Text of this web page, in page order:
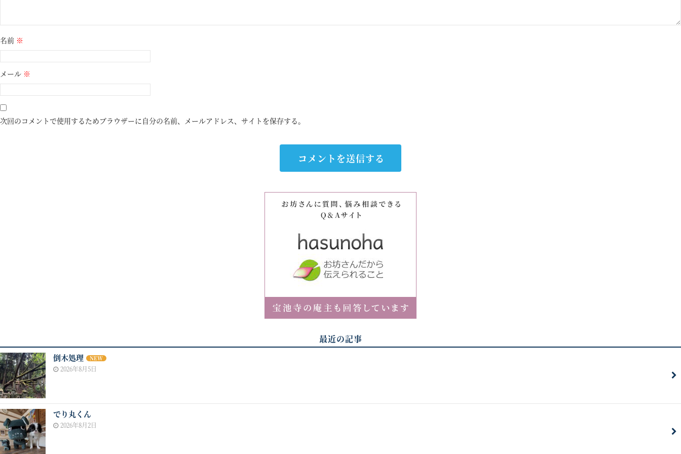
名前 ※
メール ※
次回のコメントで使用するためブラウザーに自分の名前、メールアドレス、サイトを保存する。
最近の記事
倒木処理 NEW
2026年8月5日
でり丸くん
2026年8月2日